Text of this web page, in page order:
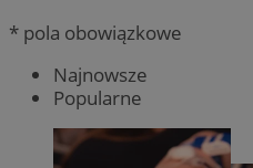
* pola obowiązkowe
Najnowsze
Popularne